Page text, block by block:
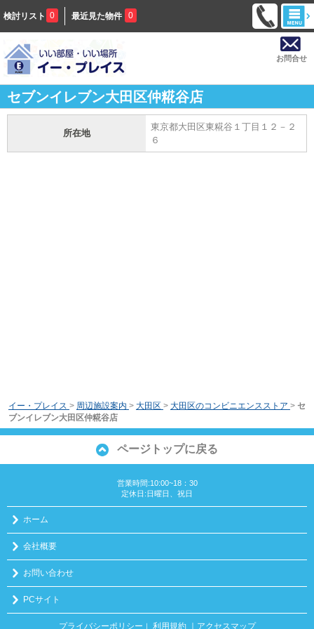
検討リスト 0 最近見た物件 0
お問合せ
セブンイレブン大田区仲糀谷店
所在地
東京都大田区東糀谷１丁目１２－２
６
イー・プレイス > 周辺施設案内 > 大田区 > 大田区のコンビニエンスストア > セ
ブンイレブン大田区仲糀谷店
ページトップに戻る
営業時間:10:00~18：30
定休日:日曜日、祝日
ホーム
会社概要
お問い合わせ
PCサイト
プライバシーポリシー ｜ 利用規約 ｜アクセスマップ